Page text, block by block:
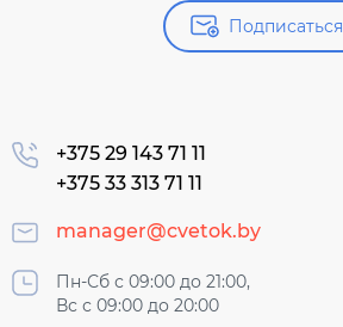
Подписаться
+375 29 143 71 11
+375 33 313 71 11
manager@cvetok.by
Пн-Сб с 09:00 до 21:00,
Вс с 09:00 до 20:00